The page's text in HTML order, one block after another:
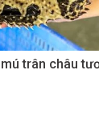
trân châu